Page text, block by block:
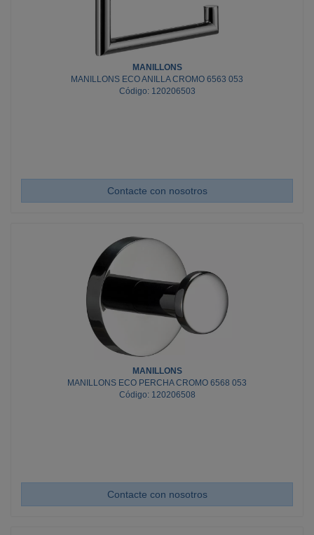
MANILLONS
MANILLONS ECO ANILLA CROMO 6563 053
Código: 120206503
Contacte con nosotros
MANILLONS
MANILLONS ECO PERCHA CROMO 6568 053
Código: 120206508
Contacte con nosotros